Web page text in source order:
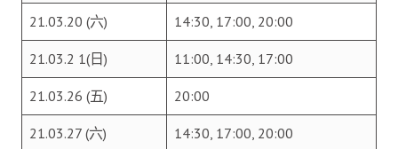
21.03.20 (六) 14:30, 17:00, 20:00
21.03.2 1(日) 11:00, 14:30, 17:00
21.03.26 (五) 20:00
21.03.27 (六) 14:30, 17:00, 20:00